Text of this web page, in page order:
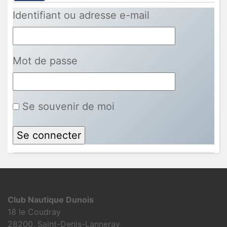
Identifiant ou adresse e-mail
Mot de passe
Se souvenir de moi
Club Nautique Dunois
18 le Coudray
28200, Saint-Denis-Lanneray